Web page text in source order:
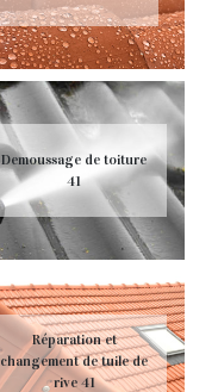
Demoussage de toiture
41
Réparation et
changement de tuile de
rive 41